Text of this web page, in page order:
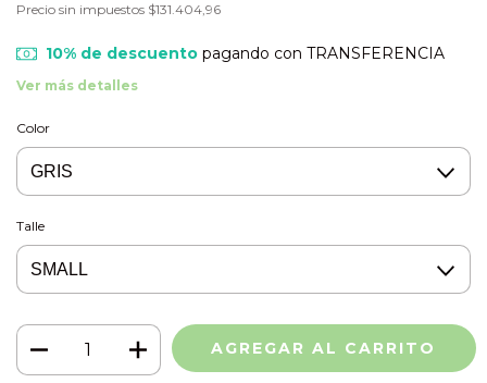
Precio sin impuestos $131.404,96
10% de descuentopagando con TRANSFERENCIA
Ver más detalles
Color
Talle